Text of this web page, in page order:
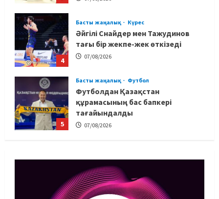
4
Басты жаңалық Күрес
Әйгілі Снайдер мен Тажудинов
тағы бір жекпе-жек өткізеді
07/08/2026
5
Басты жаңалық Футбол
Футболдан Қазақстан
құрамасының бас бапкері
тағайындалды
07/08/2026
1
менеджері Арман Әшімов жайлы
жағымсыз оқиғаны айтты
07/08/2026